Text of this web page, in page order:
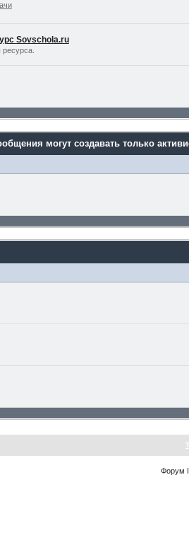
Sovschola.ru
могут создавать только
Форум